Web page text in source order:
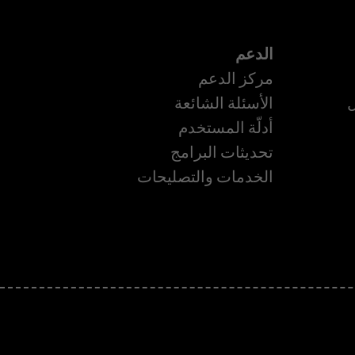
الدعم
مركز الدعم
الأسئلة الشائعة
أدلّة المستخدم
تحديثات البرامج
الخدمات والتصليحات